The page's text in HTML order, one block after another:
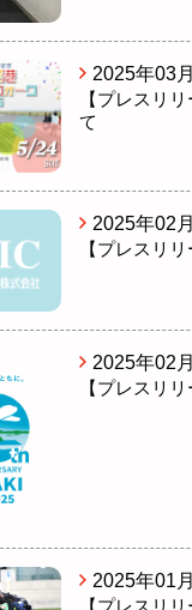
2025年03
【プレスリ
て
2025年02
【プレスリ
2025年02
【プレスリ
2025年01
【プレスリ